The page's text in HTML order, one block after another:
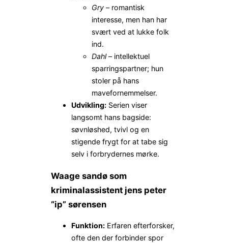
Gry – romantisk
interesse, men han har
svært ved at lukke folk
ind.
Dahl– intellektuel
sparringspartner; hun
stoler på hans
mavefornemmelser.
Udvikling: Serien viser
langsomt hans bagside:
søvnløshed, tvivl og en
stigende frygt for at tabe sig
selv i forbrydernes mørke.
Waage sandø som
kriminalassistent jens peter
“ip” sørensen
Funktion: Erfaren efterforsker,
ofte den der forbinder spor